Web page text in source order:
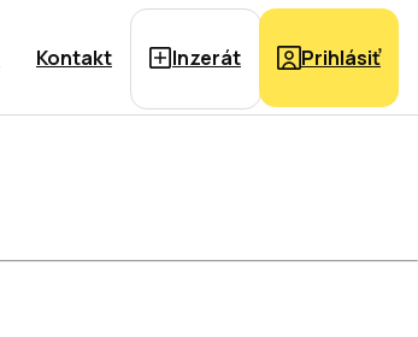
Kontakt Inzerát Prihlásiť